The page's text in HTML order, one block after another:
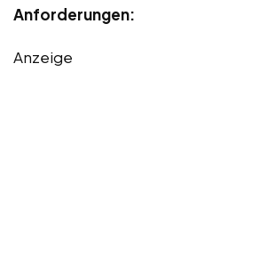
Anforderungen:
Anzeige